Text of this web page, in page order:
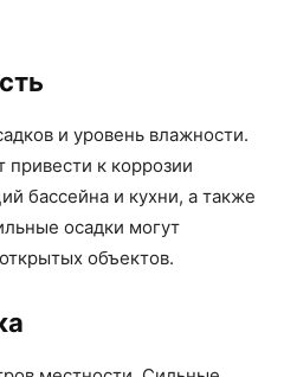
и уровень влажности.
к коррозии
бассейна и кухни, а также
осадки могут
объектов.